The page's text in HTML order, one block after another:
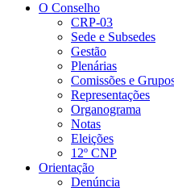
O Conselho
CRP-03
Sede e Subsedes
Gestão
Plenárias
Comissões e
Representações
Organograma
Notas
Eleições
12º CNP
Orientação
Denúncia